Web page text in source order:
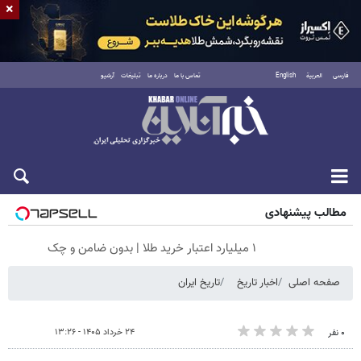
فارسی العربية English تماس با ما درباره ما تبلیغات آرشیو
جمعه ۱۶ مرداد ۱۴۰۵
مطالب پیشنهادی
۱ میلیارد اعتبار خرید طلا | بدون ضامن و چک
صفحه اصلی اخبار تاریخ تاریخ ایران
۰ نفر ۲۴ خرداد ۱۴۰۵ - ۱۳:۲۶
×